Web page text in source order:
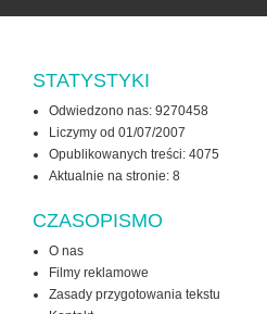
STATYSTYKI
Odwiedzono nas: 9270458
Liczymy od 01/07/2007
Opublikowanych treści: 4075
Aktualnie na stronie: 8
CZASOPISMO
O nas
Filmy reklamowe
Zasady przygotowania tekstu